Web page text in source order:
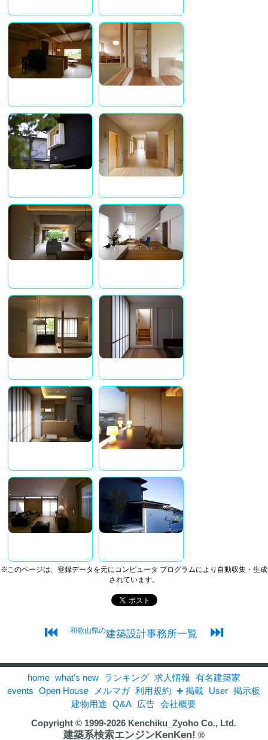
※このページは、登録データを元にコンピュータ プログラムにより自動収集・生成
されています。
⏮ 和歌山県の建築設計事務所一覧 ⏭
home what's new ランキング 求人情報 有名建築家
events
Open House メルマガ 利用規約 ➕ 掲載 User 掲示板
建物用途
Q&A 広告 会社概要
Copyright © 1999-2026 Kenchiku_Zyoho Co., Ltd.
建築系検索エンジンKenKen! ®